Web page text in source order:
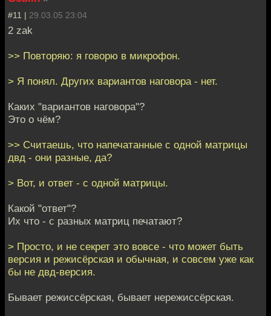
#11 | 29.03.05 23:04
2 zak
>> Повторяю: я говорю в микрофон.
> Я понял. Других вариантов наговора - нет.
Каких "вариантов наговора"?
Это о чём?
>> Считаешь, что напечатанные с одной матрицы
двд - они разные, да?
> Вот, и ответ - с одной матрицы.
Какой "ответ"?
Их что - с разных матриц печатают?
> Просто, и не секрет это вовсе - что может быть
версия и режисёрская и обычная, и совсем уже как
бы не двд-версия.
Бывает режиссёрская, бывает нережиссёрская.